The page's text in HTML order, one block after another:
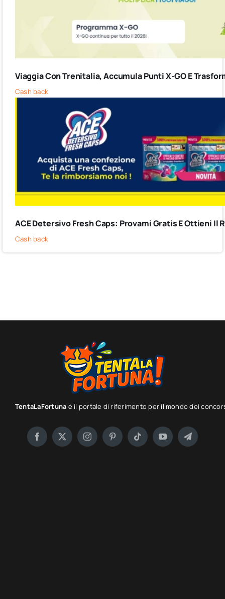
Viaggia Con Trenitalia, Accumula Punti X-GO E
Cash back
ACE Detersivo Fresh Caps: Provami Gratis E Ottieni Il
Cash back
TentaLaFortuna è il portale di riferimento per il mondo dei